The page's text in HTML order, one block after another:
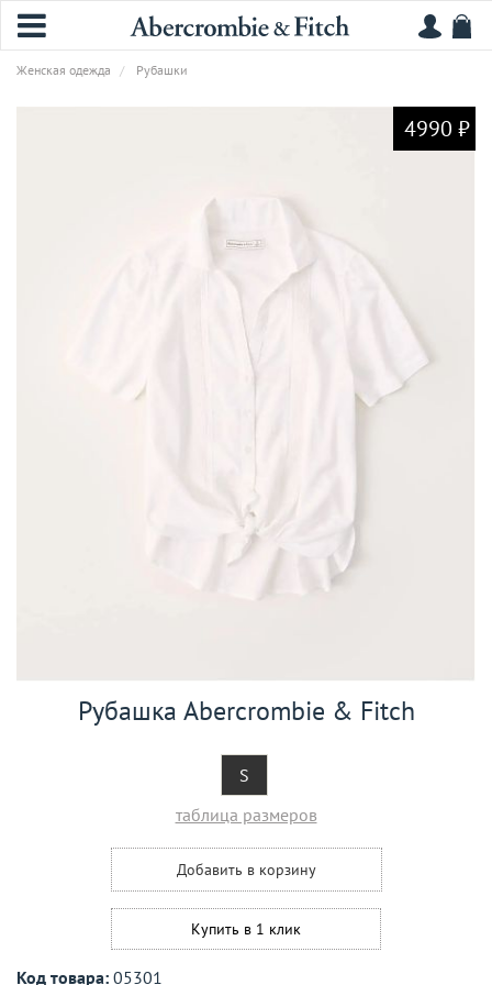
Женская одежда Рубашки
4990 ₽
Рубашка Abercrombie & Fitch
S
таблица размеров
Добавить в корзину
Купить в 1 клик
Код товара: 05301